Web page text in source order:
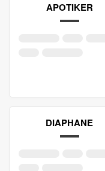
APOTIKER
DIAPHANE